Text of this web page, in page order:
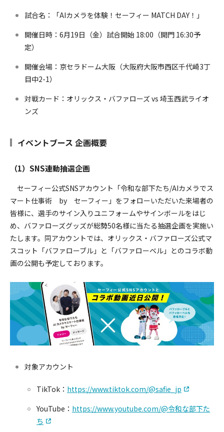
試合名：「AIカメラを体験！セーフィー MATCH DAY！」
開催日時：6月19日（金）試合開始 18:00（開門 16:30予
定）
開催会場：京セラドーム大阪（大阪府大阪市西区千代崎3丁
目中2-1）
対戦カード：オリックス・バファローズ vs 埼玉西武ライオ
ンズ
イベントブース 企画概要
（1）SNS連動抽選企画
セーフィー公式SNSアカウント「令和な部下たち/AIカメラでス
マート仕事術 by セーフィー」をフォローいただいた来場者の
皆様に、選手のサイン入りユニフォームやサインボールをはじ
め、バファローズグッズが総勢50名様に当たる抽選企画を実施い
たします。同アカウントでは、オリックス・バファローズ公式マ
スコット「バファローブル」と「バファローベル」とのコラボ動
画の公開も予定しております。
対象アカウント
TikTok： https://www.tiktok.com/@safie_jp
YouTube： https://www.youtube.com/@令和な部下た
ち